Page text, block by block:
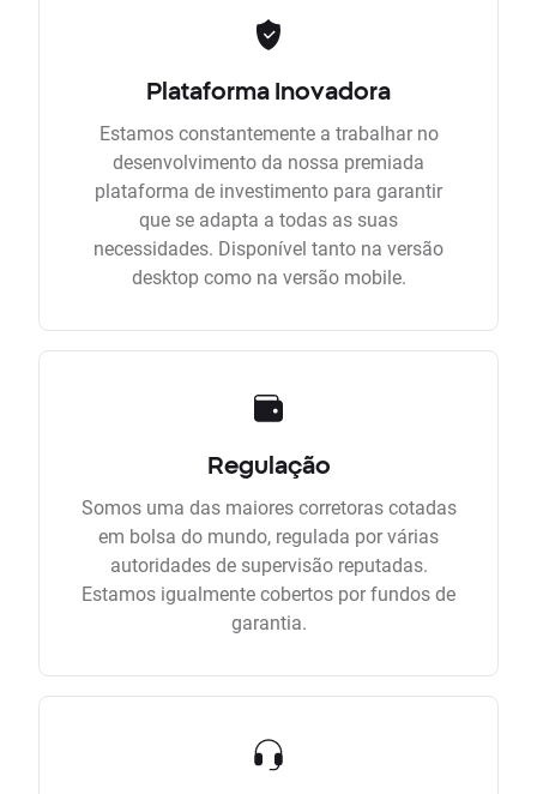
Plataforma Inovadora
Estamos constantemente a trabalhar no
desenvolvimento da nossa premiada
plataforma de investimento para garantir
que se adapta a todas as suas
necessidades. Disponível tanto na versão
desktop como na versão mobile.
Regulação
Somos uma das maiores corretoras cotadas
em bolsa do mundo, regulada por várias
autoridades de supervisão reputadas.
Estamos igualmente cobertos por fundos de
garantia.